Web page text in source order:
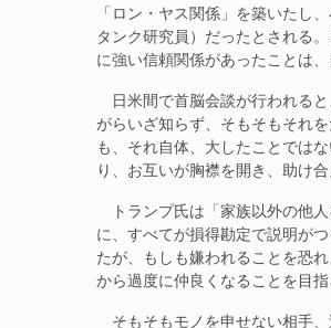
「ロン・ヤス関係」を築いたし
タンク研究員）だったとされる
に強い信頼関係があったことは
日米間で首脳会談が行われる
がらいざ知らず、そもそもそれ
も、それ自体、大したことでは
り、お互いが胸襟を開き、助け
トランプ氏は「家族以外の他
に、すべてが損得勘定で説明が
たが、もしも嫌われることを恐
から過度に仲良くなることを目
そもそもモノを申せない相手、